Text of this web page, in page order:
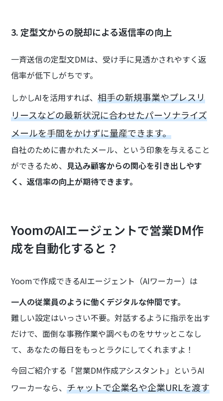
3. 定型文からの脱却による返信率の向上
一斉送信の定型文DMは、受け手に見透かされやすく返
信率が低下しがちです。
しかしAIを活用すれば、相手の新規事業やプレスリ
リースなどの最新状況に合わせたパーソナライズ
メールを手間をかけずに量産できます。
自社のために書かれたメール、という印象を与えること
ができるため、 見込み顧客からの関心を引き出しやす
く、返信率の向上が期待できます。
YoomのAIエージェントで営業DM作
成を自動化すると？
Yoomで作成できるAIエージェント（AIワーカー）は
一人の従業員のように働くデジタルな仲間です。
難しい設定はいっさい不要。対話するように指示を出す
だけで、面倒な事務作業や調べものをササッとこなし
て、あなたの毎日をもっとラクにしてくれますよ！
今回ご紹介する「営業DM作成アシスタント」というAI
ワーカーなら、チャットで企業名や企業URLを渡す